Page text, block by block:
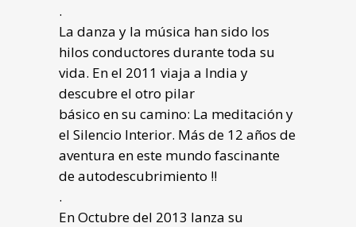
.
La danza y la música han sido los
hilos conductores durante toda su
vida. En el 2011 viaja a India y
descubre el otro pilar
básico en su camino: La meditación y
el Silencio Interior. Más de 12 años de
aventura en este mundo fascinante
de autodescubrimiento !!
.
En Octubre del 2013 lanza su